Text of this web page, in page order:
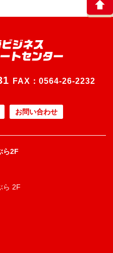
FAX：0564-26-2232
お問い合わせ
ら2F
ら 2F